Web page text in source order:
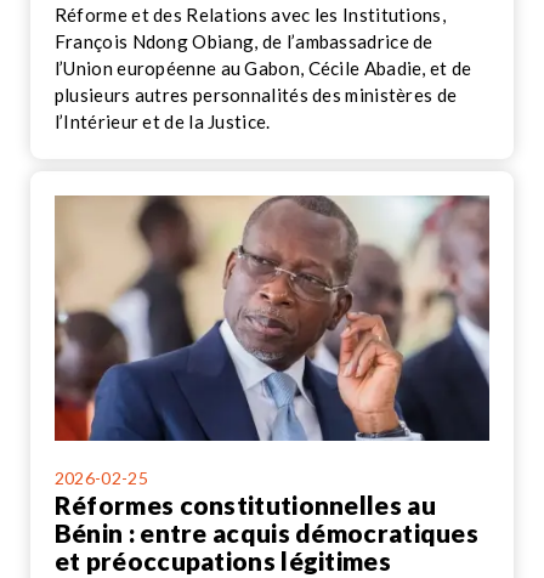
Réforme et des Relations avec les Institutions,
François Ndong Obiang, de l’ambassadrice de
l’Union européenne au Gabon, Cécile Abadie, et de
plusieurs autres personnalités des ministères de
l’Intérieur et de la Justice.
2026-02-25
Réformes constitutionnelles au
Bénin : entre acquis démocratiques
et préoccupations légitimes